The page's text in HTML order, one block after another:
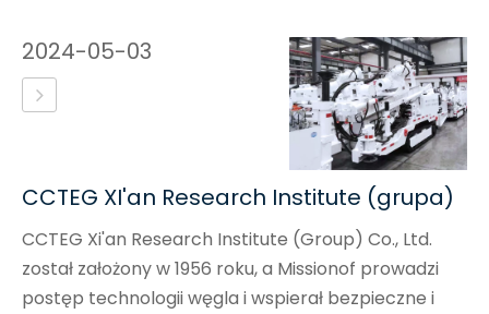
2024-05-03
CCTEG XI'an Research Institute (grupa)
CCTEG Xi'an Research Institute (Group) Co., Ltd.
został założony w 1956 roku, a Missionof prowadzi
postęp technologii węgla i wspierał bezpieczne i